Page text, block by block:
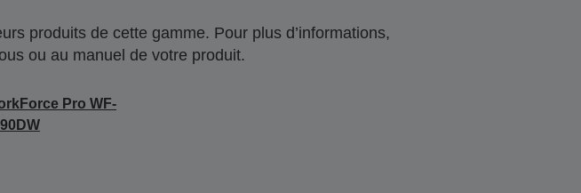
produits de cette gamme. Pour plus d’informations,
ou au manuel de votre produit.
Pro WF-